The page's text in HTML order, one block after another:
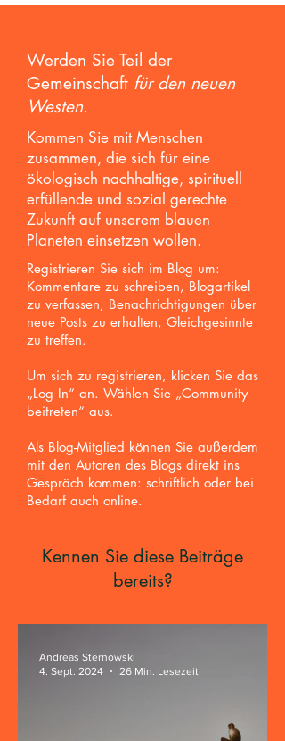
Werden Sie Teil der
Gemeinschaft für den neuen
Westen.
Kommen Sie mit Menschen
zusammen, die sich für eine
ökologisch nachhaltige, spirituell
erfüllende und sozial gerechte
Zukunft auf unserem blauen
Planeten einsetzen wollen.
Registrieren Sie sich im Blog um:
Kommentare zu schreiben, Blogartikel
zu verfassen, Benachrichtigungen über
neue Posts zu erhalten, Gleichgesinnte
zu treffen.
Um sich zu registrieren, klicken Sie das
„Log In“ an. Wählen Sie „Community
beitreten“ aus.
Als Blog-Mitglied können Sie außerdem
mit den Autoren des Blogs direkt ins
Gespräch kommen: schriftlich oder bei
Bedarf auch online.
Kennen Sie diese Beiträge
bereits?
Andreas Sternowski
4. Sept. 2024
26 Min. Lesezeit